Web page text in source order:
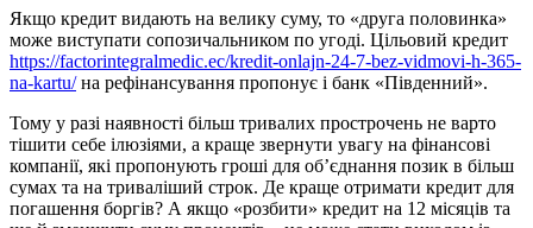
Якщо кредит видають на велику суму, то «друга половинка»
може виступати сопозичальником по угоді. Цільовий кредит
https://factorintegralmedic.ec/kredit-onlajn-24-7-bez-vidmovi-h-365-
na-kartu/на рефінансування пропонує і банк «Південний».
Тому у разі наявності більш тривалих прострочень не варто
тішити себе ілюзіями, а краще звернути увагу на фінансові
компанії, які пропонують гроші для об’єднання позик в більш
сумах та на триваліший строк. Де краще отримати кредит для
погашення боргів? А якщо «розбити» кредит на 12 місяців та